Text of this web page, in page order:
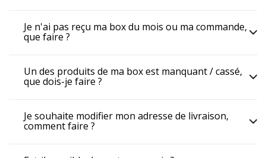
Je n'ai pas reçu ma box du mois ou ma commande,
que faire ?
Un des produits de ma box est manquant / cassé,
que dois-je faire ?
Je souhaite modifier mon adresse de livraison,
comment faire ?